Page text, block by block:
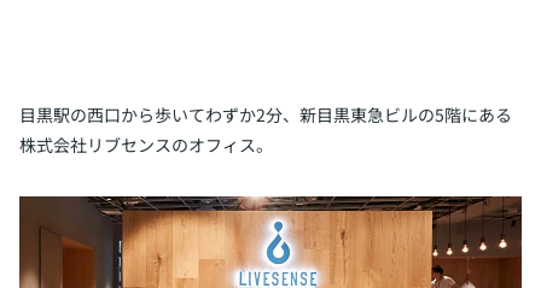
目黒駅の西口から歩いてわずか2分、新目黒東急ビルの5階にある
株式会社リブセンスのオフィス。